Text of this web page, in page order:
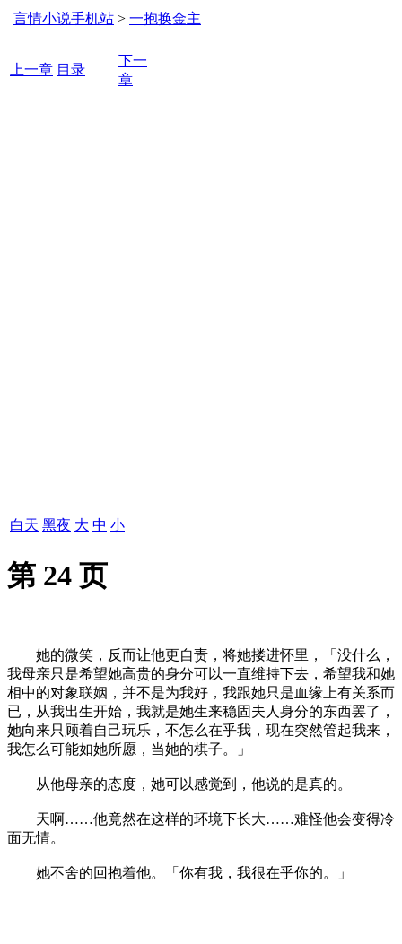
言情小说手机站 > 一抱换金主
上一章 目录
下一
章
白天 黑夜 大 中 小
第 24 页
她的微笑，反而让他更自责，将她搂进怀里，「没什么，
我母亲只是希望她高贵的身分可以一直维持下去，希望我和她
相中的对象联姻，并不是为我好，我跟她只是血缘上有关系而
已，从我出生开始，我就是她生来稳固夫人身分的东西罢了，
她向来只顾着自己玩乐，不怎么在乎我，现在突然管起我来，
我怎么可能如她所愿，当她的棋子。」
从他母亲的态度，她可以感觉到，他说的是真的。
天啊……他竟然在这样的环境下长大……难怪他会变得冷
面无情。
她不舍的回抱着他。「你有我，我很在乎你的。」